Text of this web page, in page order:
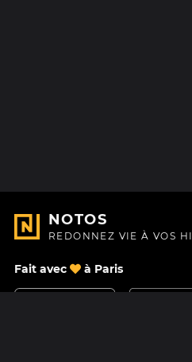
NOTOS
REDONNEZ VIE À VOS
Fait avec à Paris